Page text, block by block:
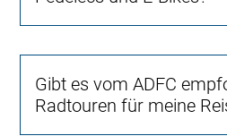
Gibt es vom ADFC
Radtouren für meine